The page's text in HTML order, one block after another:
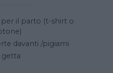
il parto (t-shirt o
davanti /pigiami
getta